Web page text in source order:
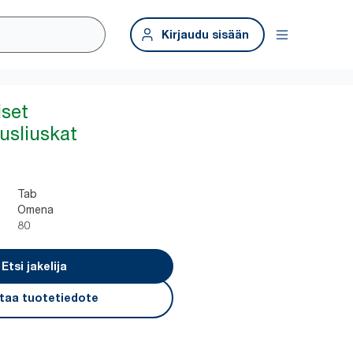
Kirjaudu sisään
Tab
Omena
80
Etsi jakelija
tuotetiedote